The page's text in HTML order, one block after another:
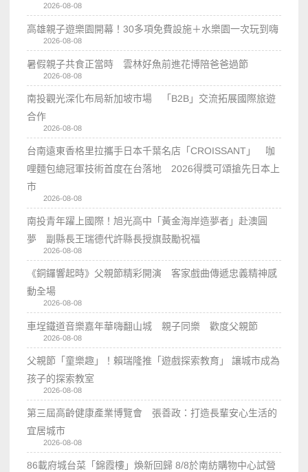
2026-08-08
高雄親子遊樂園開幕！30多項免費設施＋水樂園一次玩到嗨
2026-08-08
暑假親子共食正當時 雲林好魚前進花博陪爸爸過節
2026-08-08
南投觀光深化布局新加坡市場 「B2B」交流拓展國際旅遊
合作
2026-08-08
台南遠東香格里拉攜手日本千葉名店「CROISSANT」 咖
哩麵包總冠軍技術首度在台落地 2026得獎可頌搶先日本上
市
2026-08-08
南投青年躍上國際！旭光高中「黃金海岸造夢者」赴澳圓
夢 副縣長王瑞德代許縣長授旗鼓勵祝福
2026-08-08
《銅鑼響起時》父親節精彩開演 客家戲曲傳遞忠義精神感
動全場
2026-08-08
車埕鐵道音樂嘉年華嗨翻山城 親子同樂 歡度父親節
2026-08-08
父親節「童樂趣」！賴瑞隆推「遊戲探索教育」 讓城市成為
孩子的探索教室
2026-08-08
第三屆高齡健康產業博覽會 張善政：打造長輩安心生活的
宜居城市
2026-08-08
86載府城台菜「錦霞樓」煥新回歸 8/8於南紡購物中心試營